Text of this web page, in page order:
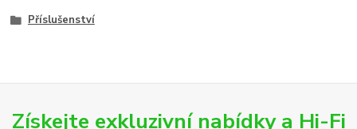
Příslušenství
Získejte exkluzivní nabídky a Hi-Fi